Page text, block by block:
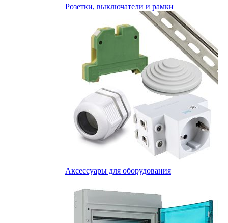
Розетки, выключатели и рамки
Аксессуары для оборудования